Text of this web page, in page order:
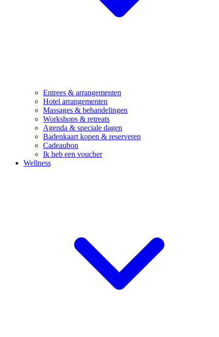
Entrees & arrangementen
Hotel arrangementen
Massages & behandelingen
Workshops & retreats
Agenda & speciale dagen
Badenkaart kopen & reserveren
Cadeaubon
Ik heb een voucher
Wellness